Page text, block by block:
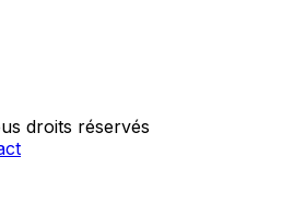
droits réservés